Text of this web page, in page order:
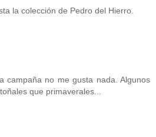
la colección de Pedro del Hierro.
campaña no me gusta nada. Algunos
que primaverales...